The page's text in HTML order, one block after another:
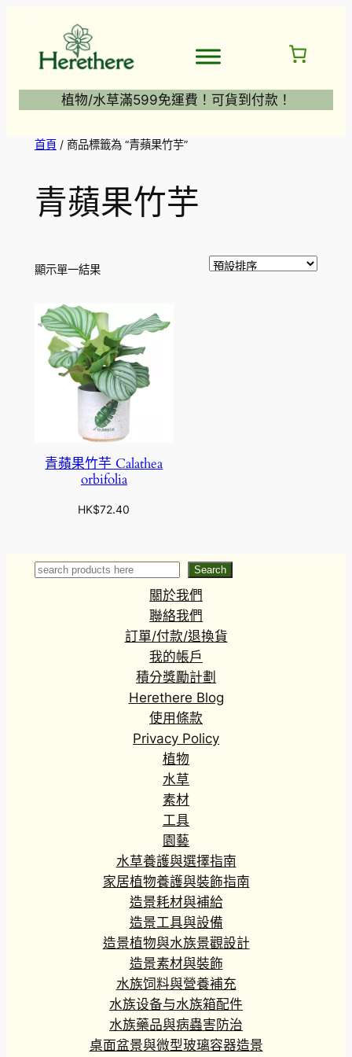
植物/水草滿599免運費！可貨到付款！
首頁/ 商品標籤為 “青蘋果竹芋”
青蘋果竹芋
顯示單一結果
青蘋果竹芋 Calathea
orbifolia
HK$72.40
Search Search
關於我們
聯絡我們
訂單/付款/退換貨
我的帳戶
積分獎勵計劃
Herethere Blog
使用條款
Privacy Policy
植物
水草
素材
工具
園藝
水草養護與選擇指南
家居植物養護與裝飾指南
造景耗材與補給
造景工具與設備
造景植物與水族景觀設計
造景素材與裝飾
水族饲料與營養補充
水族设备与水族箱配件
水族藥品與病蟲害防治
桌面盆景與微型玻璃容器造景